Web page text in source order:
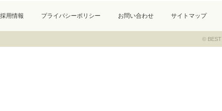
採用情報 プライバシーポリシー お問い合わせ サイトマップ
© BEST